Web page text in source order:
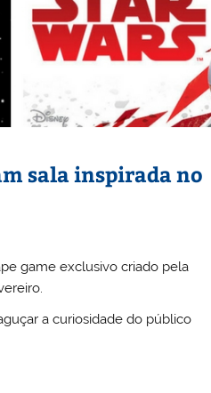
sala inspirada no
game exclusivo criado pela
a curiosidade do público